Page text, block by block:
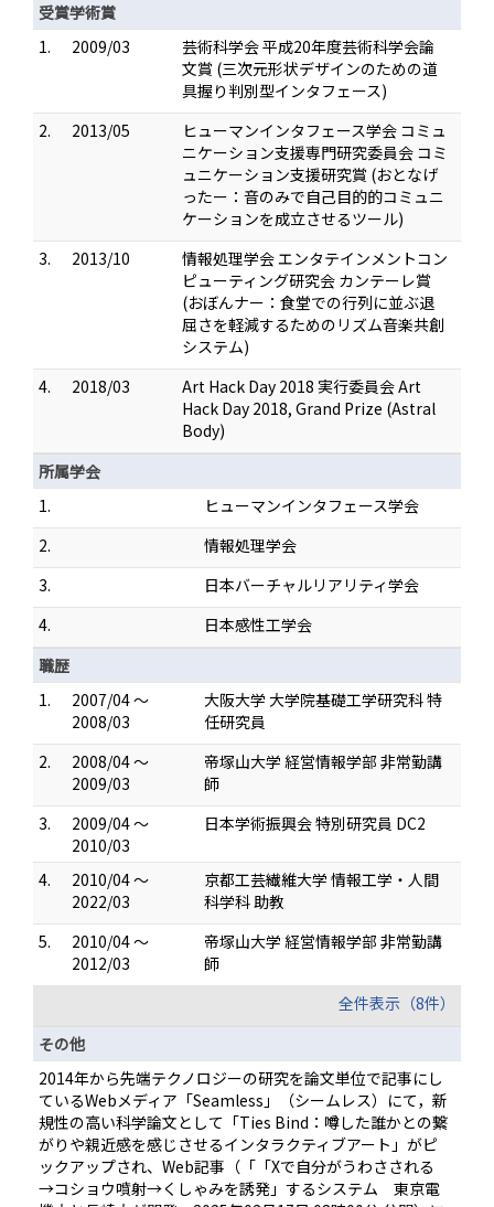
受賞学術賞
1.
2009/03
芸術科学会 平成20年度芸術科学会論
文賞 (三次元形状デザインのための道
具握り判別型インタフェース)
2.
2013/05
ヒューマンインタフェース学会 コミュ
ニケーション支援専門研究委員会 コミ
ュニケーション支援研究賞 (おとなげ
ったー：音のみで自己目的的コミュニ
ケーションを成立させるツール)
3.
2013/10
情報処理学会 エンタテインメントコン
ピューティング研究会 カンテーレ賞
(おぼんナー：食堂での行列に並ぶ退
屈さを軽減するためのリズム音楽共創
システム)
4.
2018/03
Art Hack Day 2018 実行委員会 Art
Hack Day 2018, Grand Prize (Astral
Body)
所属学会
1.
ヒューマンインタフェース学会
2.
情報処理学会
3.
日本バーチャルリアリティ学会
4.
日本感性工学会
職歴
1.
2007/04 ～
2008/03
大阪大学 大学院基礎工学研究科 特
任研究員
2.
2008/04 ～
2009/03
帝塚山大学 経営情報学部 非常勤講
師
3.
2009/04 ～
2010/03
日本学術振興会 特別研究員 DC2
4.
2010/04 ～
2022/03
京都工芸繊維大学 情報工学・人間
科学科 助教
5.
2010/04 ～
2012/03
帝塚山大学 経営情報学部 非常勤講
師
全件表示（8件）
その他
2014年から先端テクノロジーの研究を論文単位で記事にし
ているWebメディア「Seamless」（シームレス）にて，新
規性の高い科学論文として「Ties Bind：噂した誰かとの繋
がりや親近感を感じさせるインタラクティブアート」がピ
ックアップされ、Web記事（「「Xで自分がうわさされる
→コショウ噴射→くしゃみを誘発」するシステム 東京電